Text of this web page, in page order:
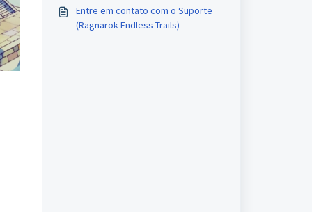
Entre em contato com o Suporte
(Ragnarok Endless Trails)